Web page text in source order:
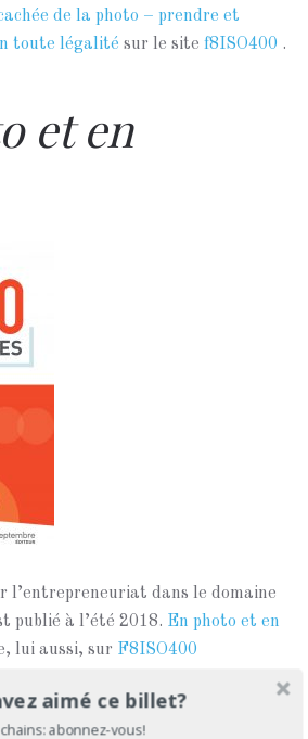
de la photo – prendre et
toute légalité sur le site f8ISO400 .
et en
l’entrepreneuriat dans le domaine
publié à l’été 2018. En photo et en
lui aussi, sur F8ISO400
aimé ce billet?
abonnez-vous!